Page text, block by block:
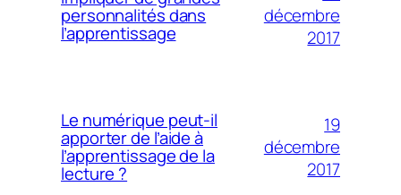
personnalités dans
l’apprentissage
décembre
2017
Le numérique peut-il
apporter de l’aide à
l’apprentissage de la
lecture ?
19
décembre
2017